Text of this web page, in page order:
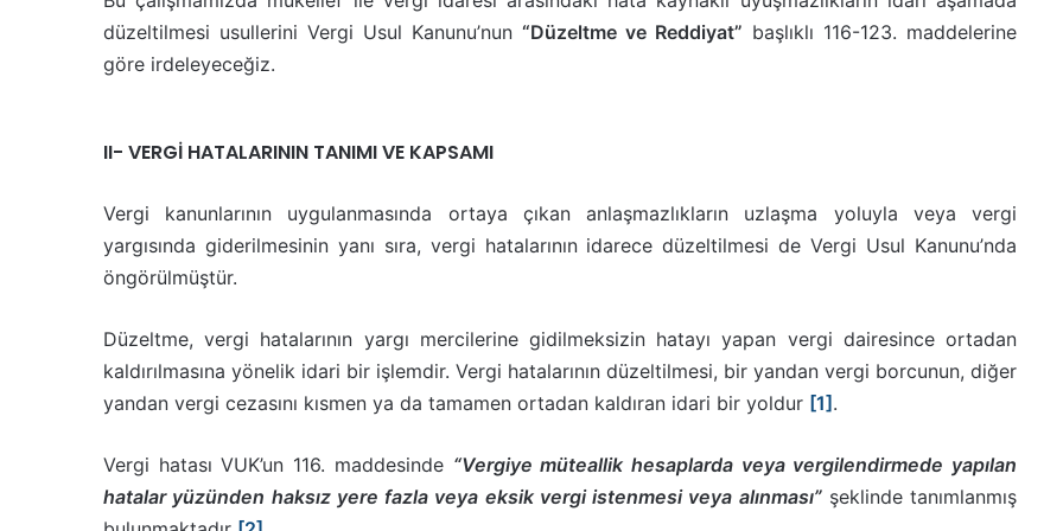
düzeltilmesi usullerini Vergi Usul Kanunu’nun “Düzeltme ve Reddiyat” başlıklı 116-123. maddelerine
göre irdeleyeceğiz.
II- VERGİ HATALARININ TANIMI VE KAPSAMI
Vergi kanunlarının uygulanmasında ortaya çıkan anlaşmazlıkların uzlaşma yoluyla veya vergi
yargısında giderilmesinin yanı sıra, vergi hatalarının idarece düzeltilmesi de Vergi Usul Kanunu’nda
öngörülmüştür.
Düzeltme, vergi hatalarının yargı mercilerine gidilmeksizin hatayı yapan vergi dairesince ortadan
kaldırılmasına yönelik idari bir işlemdir. Vergi hatalarının düzeltilmesi, bir yandan vergi borcunun, diğer
yandan vergi cezasını kısmen ya da tamamen ortadan kaldıran idari bir yoldur [1].
Vergi hatası VUK’un 116. maddesinde “Vergiye müteallik hesaplarda veya vergilendirmede yapılan
hatalar yüzünden haksız yere fazla veya eksik vergi istenmesi veya alınması”şeklinde tanımlanmış